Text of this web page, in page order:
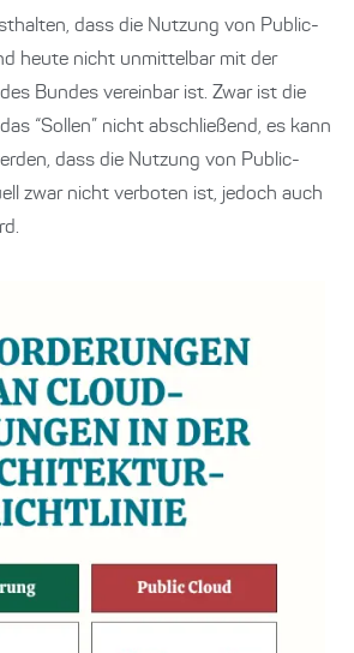
dass die Nutzung von Public-
heute nicht unmittelbar mit der
Bundes vereinbar ist. Zwar ist die
“Sollen” nicht abschließend, es kann
dass die Nutzung von Public-
zwar nicht verboten ist, jedoch auch